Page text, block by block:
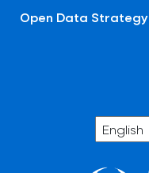
Open Data Strategy